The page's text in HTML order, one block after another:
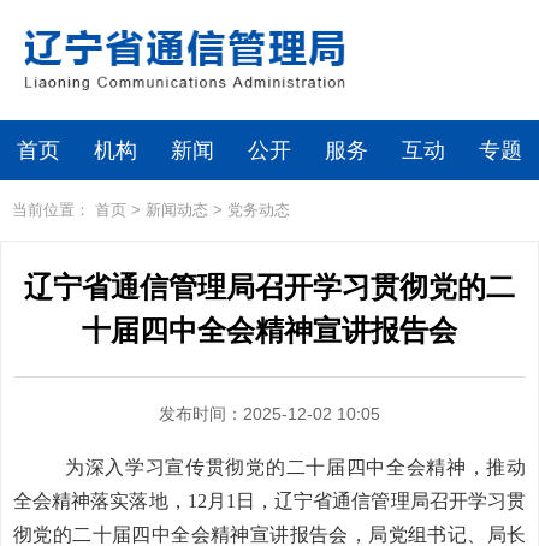
首页 机构 新闻 公开 服务 互动 专题
当前位置： 首页 > 新闻动态 > 党务动态
辽宁省通信管理局召开学习贯彻党的二
十届四中全会精神宣讲报告会
发布时间：2025-12-02 10:05
为深入学习宣传贯彻党的二十届四中全会精神，推动
全会精神落实落地，12月1日，辽宁省通信管理局召开学习贯
彻党的二十届四中全会精神宣讲报告会，局党组书记、局长